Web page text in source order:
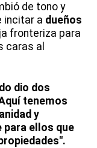
de tono y
incitar a dueños
fronteriza para
caras al
dio dos
tenemos
y
para ellos que